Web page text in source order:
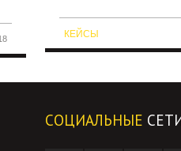
КЕЙСЫ
СОЦИАЛЬНЫЕ